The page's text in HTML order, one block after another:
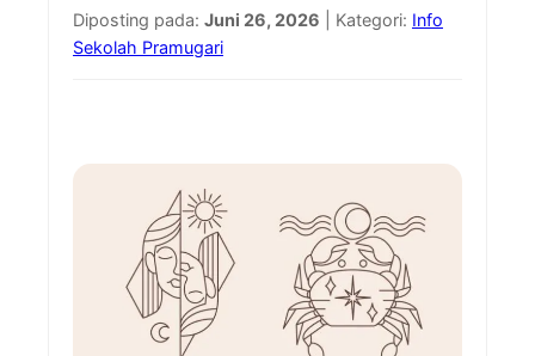
Diposting pada: Juni 26, 2026 | Kategori: Info
Sekolah Pramugari